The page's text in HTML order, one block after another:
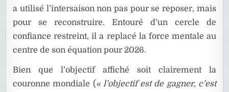
a utilisé l’intersaison non pas pour se reposer, mais
pour se reconstruire. Entouré d’un cercle de
confiance restreint, il a replacé la force mentale au
centre de son équation pour 2026.
Bien que l’objectif affiché soit clairement la
couronne mondiale (« l’objectif est de gagner, c’est